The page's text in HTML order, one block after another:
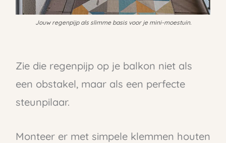
Jouw regenpijp als slimme basis voor je mini-moestuin.
Zie die regenpijp op je balkon niet als
een obstakel, maar als een perfecte
steunpilaar.
Monteer er met simpele klemmen houten